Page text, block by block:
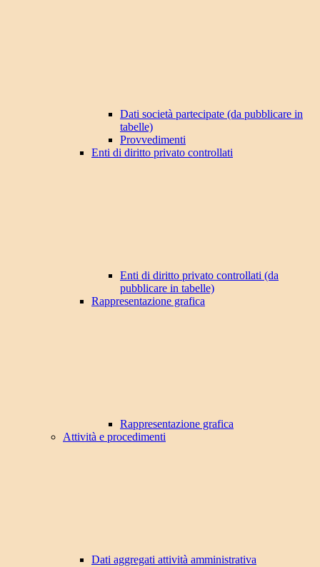
Dati società partecipate (da pubblicare in
tabelle)
Provvedimenti
Enti di diritto privato controllati
Enti di diritto privato controllati (da
pubblicare in tabelle)
Rappresentazione grafica
Rappresentazione grafica
Attività e procedimenti
Dati aggregati attività amministrativa